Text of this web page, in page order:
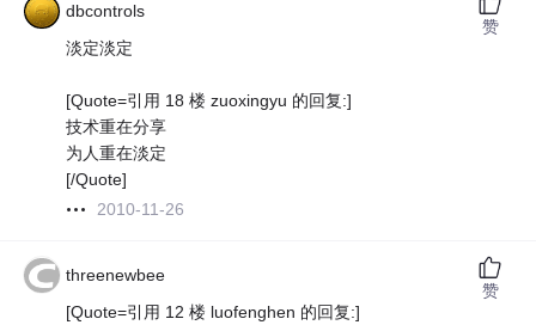
dbcontrols
淡定淡定
[Quote=引用 18 楼 zuoxingyu 的回复:]
技术重在分享
为人重在淡定
[/Quote]
2010-11-26
赞
threenewbee
[Quote=引用 12 楼 luofenghen 的回复:]
赞